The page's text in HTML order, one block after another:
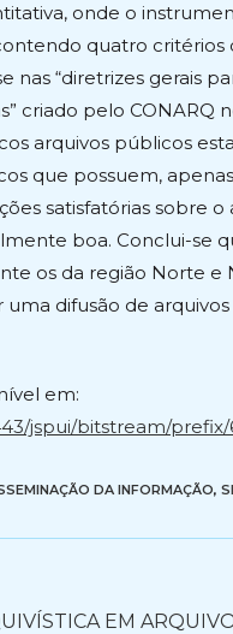
onde o
quatro critérios
nas “diretrizes gerais
criado pelo CONARQ
arquivos públicos
que possuem,
satisfatórias sobre o
boa. Conclui-se
os da região Norte
difusão de
em:
jspui/bitstream/prefix/
DA INFORMAÇÃO,
EM